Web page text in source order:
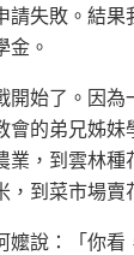
請失敗。結果
金。
開始了。因為
會的弟兄姊妹
業，到雲林種
，到菜市場賣
嬤說：「你看